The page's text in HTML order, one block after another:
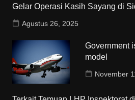
Gelar Operasi Kasih Sayang di
Agustus 26, 2025
Government
model
November